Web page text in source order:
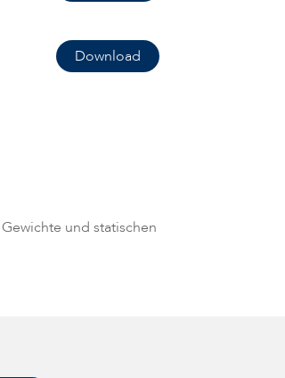
Download
und statischen